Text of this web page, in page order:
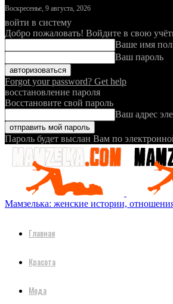
Воскресенье, 9 августа, 2026
войти в систему
Добро пожаловать! Войдите в свою
Ваше имя
Ваш пароль
Forgot your password? Get help
восстановление пароля
Восстановите свой пароль
Ваш адрес
Пароль будет выслан Вам по
Мамзелька: женские истории,
Главная
Красота
Мода